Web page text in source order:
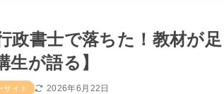
政書士で落ちた！教材が
生が語る】
サイト 2026年6月22日